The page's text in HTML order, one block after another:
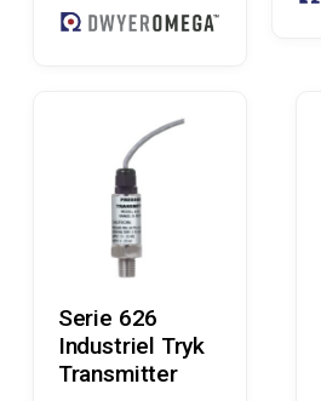
Serie 626
Industriel Tryk
Transmitter